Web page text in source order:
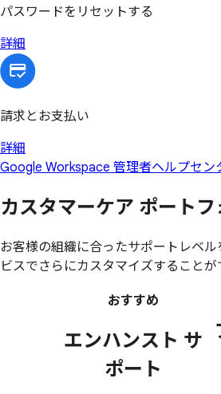
パスワードをリセットする
詳細
請求とお支払い
詳細
Google Workspace 管理者ヘルプセン
カスタマーケア ポートフ
お客様の組織に合ったサポートレベ
ビスでさらにカスタマイズすることが
おすすめ
エンハンスト サ
ポート